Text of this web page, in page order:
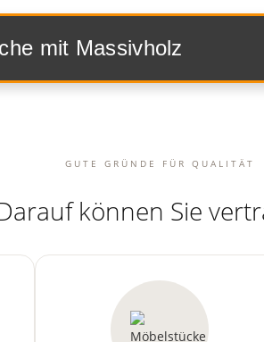
mit Massivholz
GUTE GRÜNDE FÜR QUALITÄT
können Sie